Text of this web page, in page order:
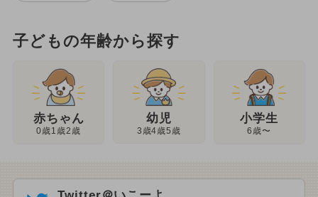
子どもの年齢から探す
赤ちゃん
0歳1歳2歳
幼児
3歳4歳5歳
小学生
6歳〜